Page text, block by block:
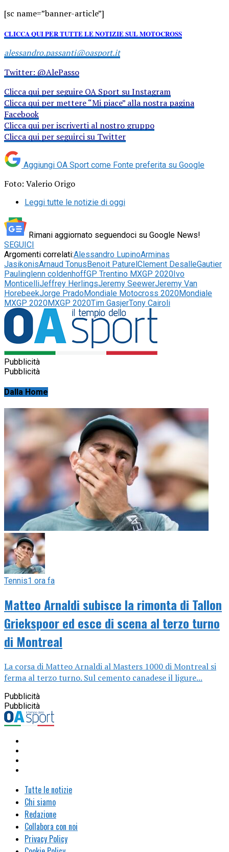
[sc name=”banner-article”]
CLICCA QUI PER TUTTE LE NOTIZIE SUL MOTOCROSS
alessandro.passanti@oasport.it
Twitter: @AlePasso
Clicca qui per seguire OA Sport su Instagram
Clicca qui per mettere “Mi piace” alla nostra pagina
Facebook
Clicca qui per iscriverti al nostro gruppo
Clicca qui per seguirci su Twitter
Aggiungi OA Sport come Fonte preferita su Google
Foto: Valerio Origo
Leggi tutte le notizie di oggi
Rimani aggiornato seguendoci su Google News!
SEGUICI
Argomenti correlati:Alessandro LupinoArminas
JasikonisArnaud TonusBenoit PaturelClement DesalleGautier
Paulinglenn coldenhoffGP Trentino MXGP 2020Ivo
MonticelliJeffrey HerlingsJeremy SeewerJeremy Van
HorebeekJorge PradoMondiale Motocross 2020Mondiale
MXGP 2020MXGP 2020Tim GasjerTony Cairoli
Pubblicità
Pubblicità
Dalla Home
Tennis1 ora fa
Matteo Arnaldi subisce la rimonta di Tallon
Griekspoor ed esce di scena al terzo turno
di Montreal
La corsa di Matteo Arnaldi al Masters 1000 di Montreal si
ferma al terzo turno. Sul cemento canadese il ligure...
Pubblicità
Pubblicità
Tutte le notizie
Chi siamo
Redazione
Collabora con noi
Privacy Policy